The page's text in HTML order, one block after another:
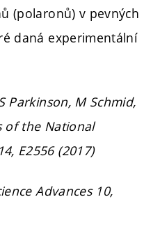
(polaronů) v pevných
daná experimentální
Parkinson, M Schmid,
of the National
E2556 (2017)
Advances 10,